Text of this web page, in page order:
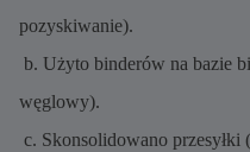
pozyskiwanie).
b. Użyto binderów na bazie
węglowy).
c. Skonsolidowano